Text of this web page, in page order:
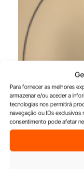
Para fornecer as melhores
armazenar e/ou aceder a
tecnologias nos permitirá
navegação ou IDs exclusivos
consentimento pode afetar
Lagoa recebe o